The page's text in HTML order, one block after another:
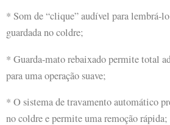
* Som de “clique” audível para lembrá-
guardada no coldre;
* Guarda-mato rebaixado permite total
para uma operação suave;
* O sistema de travamento automático
no coldre e permite uma remoção rápida;